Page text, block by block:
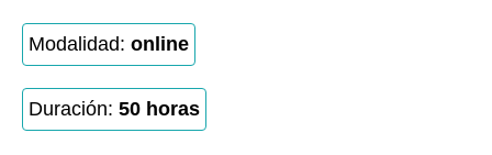
Modalidad: online
Duración: 50 horas